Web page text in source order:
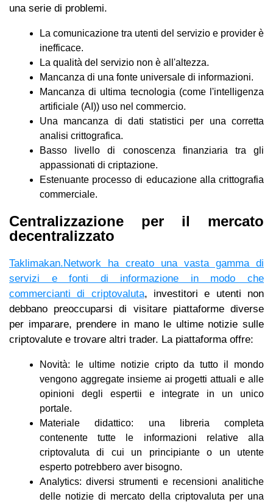
una serie di problemi.
La comunicazione tra utenti del servizio e provider è
inefficace.
La qualità del servizio non è all'altezza.
Mancanza di una fonte universale di informazioni.
Mancanza di ultima tecnologia (come l'intelligenza
artificiale (AI)) uso nel commercio.
Una mancanza di dati statistici per una corretta
analisi crittografica.
Basso livello di conoscenza finanziaria tra gli
appassionati di criptazione.
Estenuante processo di educazione alla crittografia
commerciale.
Centralizzazione per il mercato
decentralizzato
Taklimakan.Network ha creato una vasta gamma di
servizi e fonti di informazione in modo che
commercianti di criptovaluta, investitori e utenti non
debbano preoccuparsi di visitare piattaforme diverse
per imparare, prendere in mano le ultime notizie sulle
criptovalute e trovare altri trader. La piattaforma offre:
Novità: le ultime notizie cripto da tutto il mondo
vengono aggregate insieme ai progetti attuali e alle
opinioni degli espertii e integrate in un unico
portale.
Materiale didattico: una libreria completa
contenente tutte le informazioni relative alla
criptovaluta di cui un principiante o un utente
esperto potrebbero aver bisogno.
Analytics: diversi strumenti e recensioni analitiche
delle notizie di mercato della criptovaluta per una